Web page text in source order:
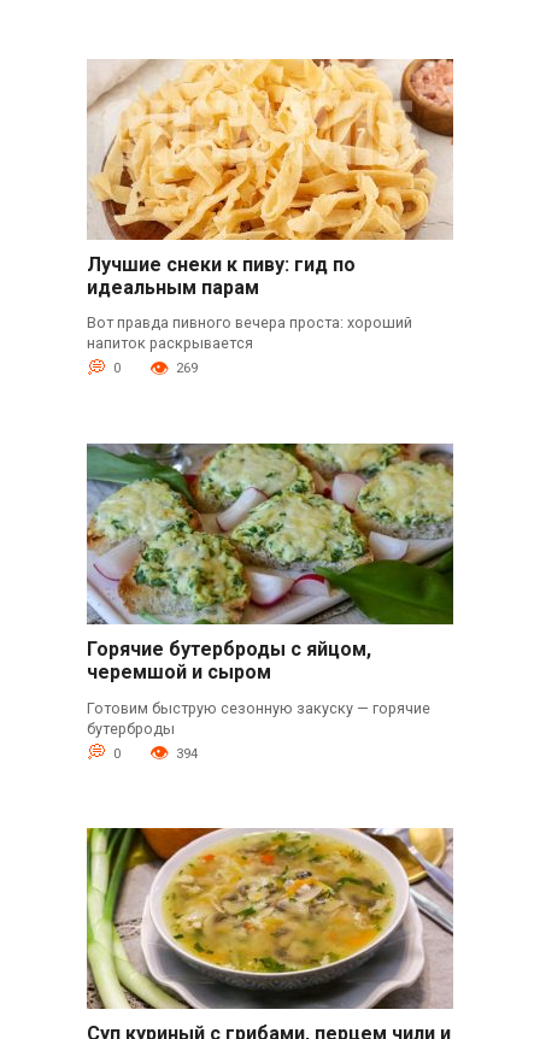
Лучшие снеки к пиву: гид по
идеальным парам
Вот правда пивного вечера проста: хороший
напиток раскрывается
0 269
Горячие бутерброды с яйцом,
черемшой и сыром
Готовим быструю сезонную закуску — горячие
бутерброды
0 394
Суп куриный с грибами, перцем чили и